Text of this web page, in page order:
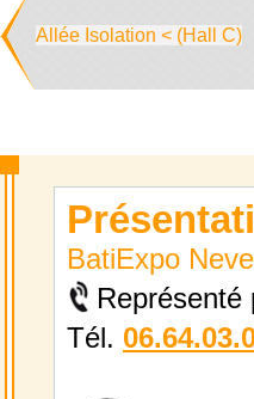
Allée Isolation < (Hall C)
BatiExpo
Représenté
Tél.